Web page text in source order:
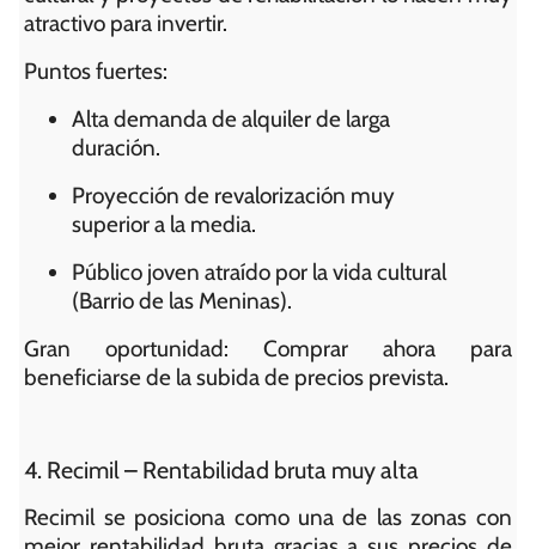
atractivo para invertir.
Puntos fuertes:
Alta demanda de alquiler de larga
duración.
Proyección de revalorización muy
superior a la media.
Público joven atraído por la vida cultural
(Barrio de las Meninas).
Gran oportunidad: Comprar ahora para
beneficiarse de la subida de precios prevista.
4. Recimil – Rentabilidad bruta muy alta
Recimil se posiciona como una de las zonas con